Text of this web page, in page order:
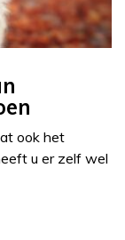
ook het
u er zelf wel